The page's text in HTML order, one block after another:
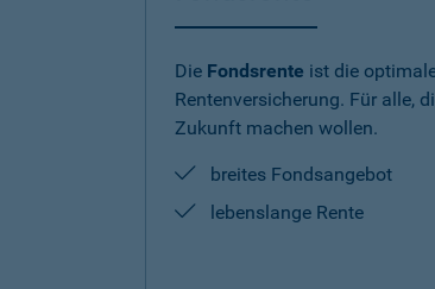
Die Fondsrente ist die
Rentenversicherung. Für alle,
Zukunft machen wollen.
breites Fondsangebot
lebenslange Rente